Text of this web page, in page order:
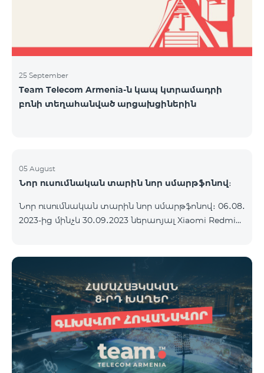
25 September
Team Telecom Armenia-ն կապ կտրամադրի
բռնի տեղահանված արցախցիներին
05 August
Նոր ուսումնական տարին նոր սմարթֆոնով։
Նոր ուսումնական տարին նոր սմարթֆոնով։ 06․08․
2023-ից մինչև 30․09․2023 ներառյալ Xiaomi Redmi
և TeamTok հատուկ սակագնային փաթեթ` 1-ին
ամիսն անվճար: Սմարթֆոնը կարելի է ձեռք բերել
նաև ապառիկ՝ ամսական սկսած 1250 դրամից։
Ամսավճարին գումարվում է բանկի վճարը։
Սակագնային փաթեթի պայմաններին
ծանոթացեք ստորև։ Կանխավճարային
սակագնային փաթեթ teamtok Ամսական վճար
2500 Անսահմանափակ VIB